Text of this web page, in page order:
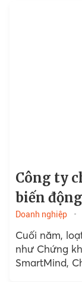
Công ty
biến
Doanh nghiệp
Cuối năm,
như Chứng
SmartMind,